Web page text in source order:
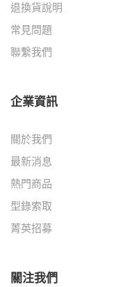
退換貨說明
常見問題
聯繫我們
企業資訊
關於我們
最新消息
熱門商品
型錄索取
菁英招募
關注我們